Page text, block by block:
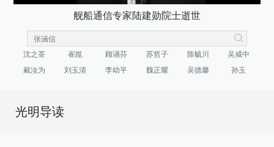
舰船通信专家陆建勋院士逝世
沈之荃 崔崑 顾诵芬 苏哲子 陈毓川
吴咸中
戴汝为
刘玉清 李幼平 魏正耀 吴德馨 孙玉
光明导读